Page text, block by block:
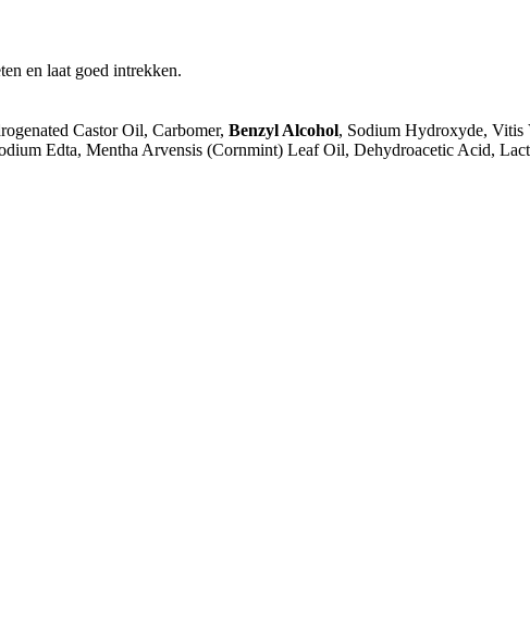
en laat goed intrekken.
Castor Oil, Carbomer, Benzyl Alcohol, Sodium Hydroxyde, Vitis
Edta, Mentha Arvensis (Cornmint) Leaf Oil, Dehydroacetic Acid,